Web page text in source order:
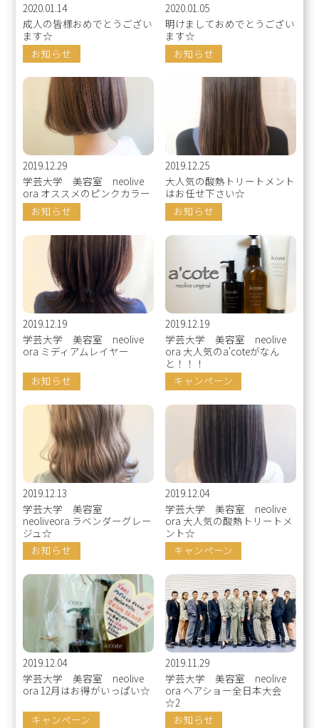
2020.01.14
成人の皆様おめでとうござい
ます☆
お知らせ
2020.01.05
明けましておめでとうござい
ます☆
お知らせ
2019.12.29
学芸大学 美容室 neolive
ora オススメのピンクカラー
お知らせ
2019.12.25
大人気の酸熱トリートメント
はお任せ下さい☆
お知らせ
2019.12.19
学芸大学 美容室 neolive
ora ミディアムレイヤー
お知らせ
2019.12.19
学芸大学 美容室 neolive
ora 大人気のa'coteがなん
と！！！
キャンペーン
2019.12.13
学芸大学 美容室
neoliveora ラベンダーグレー
ジュ☆
お知らせ
2019.12.04
学芸大学 美容室 neolive
ora 大人気の酸熱トリートメ
ント☆
キャンペーン
2019.12.04
学芸大学 美容室 neolive
ora 12月はお得がいっぱい☆
キャンペーン
2019.11.29
学芸大学 美容室 neolive
ora ヘアショー全日本大会
☆2
お知らせ